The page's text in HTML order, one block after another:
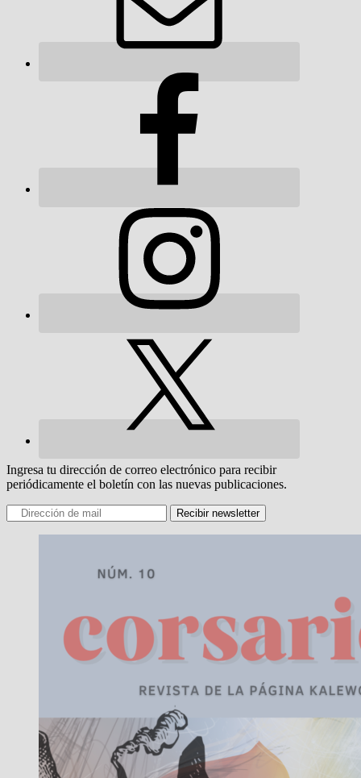
Ingresa tu dirección de correo electrónico para recibir
periódicamente el boletín con las nuevas publicaciones.
Recibir newsletter